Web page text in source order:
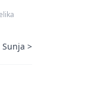
Sunja >